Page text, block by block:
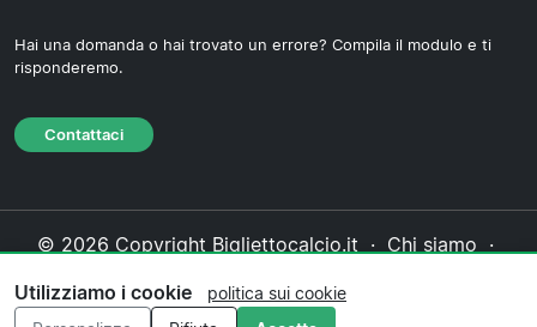
Hai una domanda o hai trovato un errore? Compila il modulo e ti
risponderemo.
Contattaci
© 2026 Copyright Bigliettocalcio.it · Chi siamo ·
cookie·Politica editoriale
Utilizziamo i cookie
politica sui cookie